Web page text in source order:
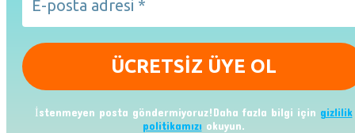
İstenmeyen posta göndermiyoruz!Daha fazla bilgi için gizlilik
politikamızı okuyun.